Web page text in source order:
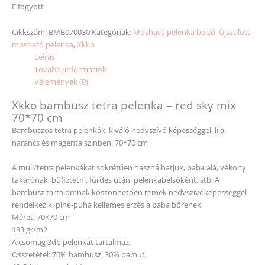
Elfogyott
Cikkszám: BMB070030 Kategóriák: Mosható pelenka belső, Újszülött
mosható pelenka,Xkko
Leírás
További információk
Vélemények (0)
Xkko bambusz tetra pelenka – red sky mix
70*70 cm
Bambuszos tetra pelenkák, kiváló nedvszívó képességgel, lila,
narancs és magenta színben. 70*70 cm
A mull/tetra pelenkákat sokrétűen használhatjuk, baba alá, vékony
takarónak, büfiztetni, fürdés után, pelenkabelsőként, stb. A
bambusz tartalomnak köszönhetően remek nedvszívóképességgel
rendelkezik, pihe-puha kellemes érzés a baba bőrének.
Méret: 70×70 cm
183 gr/m2
A csomag 3db pelenkát tartalmaz.
Összetétel: 70% bambusz, 30% pamut.